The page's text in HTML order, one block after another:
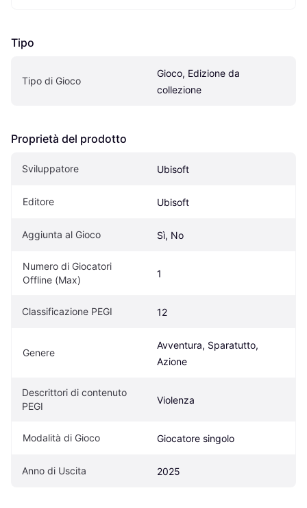
Tipo
Tipo di Gioco
Gioco, Edizione da
collezione
Proprietà del prodotto
Sviluppatore Ubisoft
Editore Ubisoft
Aggiunta al Gioco Sì, No
Numero di Giocatori
Offline (Max)
1
Classificazione PEGI 12
Genere
Avventura, Sparatutto,
Azione
Descrittori di contenuto
PEGI
Violenza
Modalità di Gioco Giocatore singolo
Anno di Uscita 2025